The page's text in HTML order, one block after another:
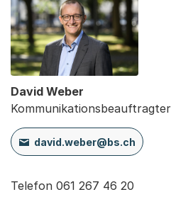
David Weber
Kommunikationsbeauftragter
david.weber@bs.ch
Telefon 061 267 46 20